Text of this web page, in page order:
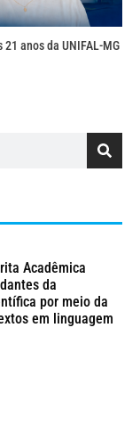
anos da UNIFAL-MG
Acadêmica
da
por meio da
em linguagem